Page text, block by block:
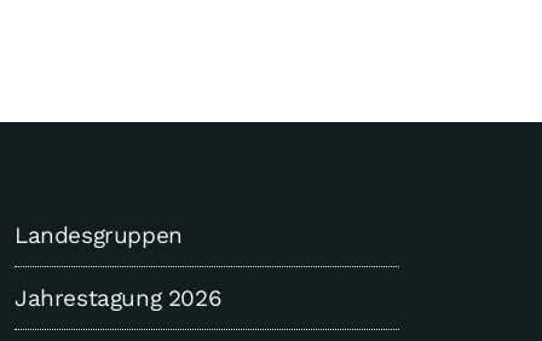
Landesgruppen
Jahrestagung 2026